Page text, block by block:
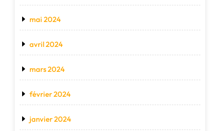
mai 2024
avril 2024
mars 2024
février 2024
janvier 2024